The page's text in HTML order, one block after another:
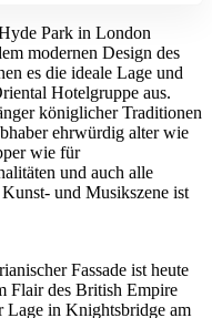
Park in London
modernen Design des
es die ideale Lage und
Hotelgruppe aus.
königlicher Traditionen
ehrwürdig alter wie
wie für
und auch alle
und Musikszene ist
Fassade ist heute
Flair des British Empire
Lage in Knightsbridge am